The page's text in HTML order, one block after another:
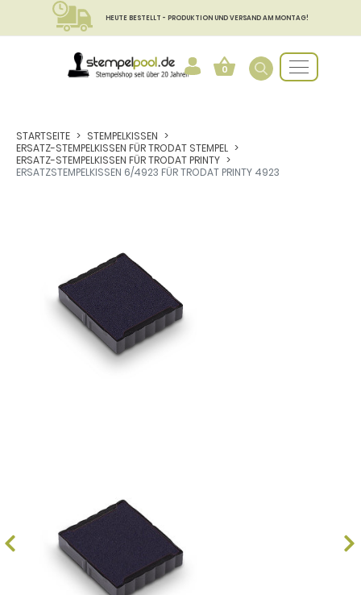
HEUTE BESTELLT - PRODUKTION UND VERSAND AM MONTAG!
0
STARTSEITE
STEMPELKISSEN
ERSATZ-STEMPELKISSEN FÜR TRODAT STEMPEL
ERSATZ-STEMPELKISSEN FÜR TRODAT PRINTY
ERSATZSTEMPELKISSEN 6/4923 FÜR TRODAT PRINTY 4923